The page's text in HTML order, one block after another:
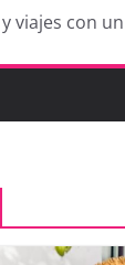
viajes con